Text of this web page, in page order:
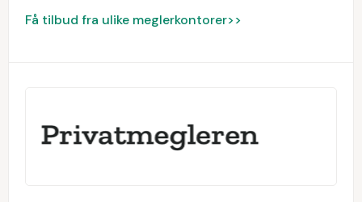
Få tilbud fra ulike meglerkontorer>>